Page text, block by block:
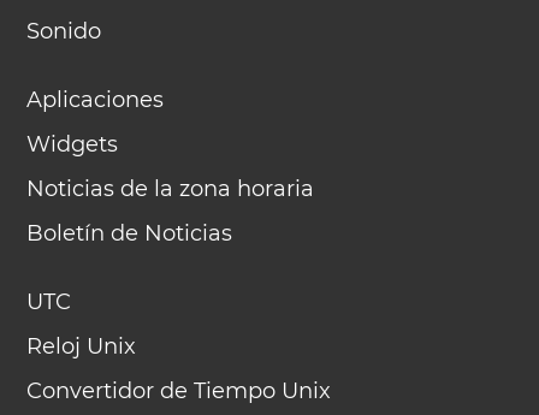
Sonido
Aplicaciones
Widgets
Noticias de la zona horaria
Boletín de Noticias
UTC
Reloj Unix
Convertidor de Tiempo Unix